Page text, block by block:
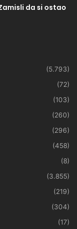
da si ostao
(5.793)
(72)
(103)
(260)
(296)
(458)
(8)
(3.855)
(219)
(304)
(17)